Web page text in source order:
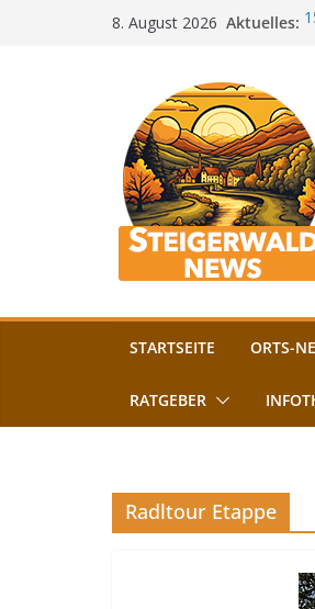
8. August 2026 Aktuelles:
STARTSEITE ORTS-
RATGEBER
Radltour Etappe